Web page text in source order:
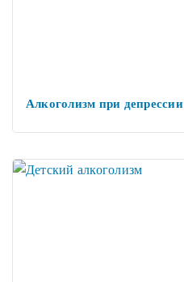
Алкоголизм при депрессии